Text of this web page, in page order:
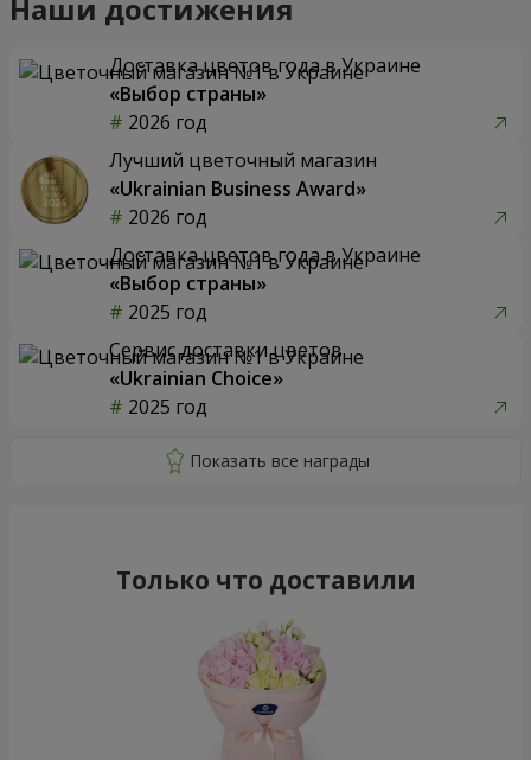
Наши достижения
Доставка цветов года в Украине
«Выбор страны»
2026 год
Лучший цветочный магазин
«Ukrainian Business Award»
2026 год
Доставка цветов года в Украине
«Выбор страны»
2025 год
Сервис доставки цветов
«Ukrainian Choice»
2025 год
Только что доставили